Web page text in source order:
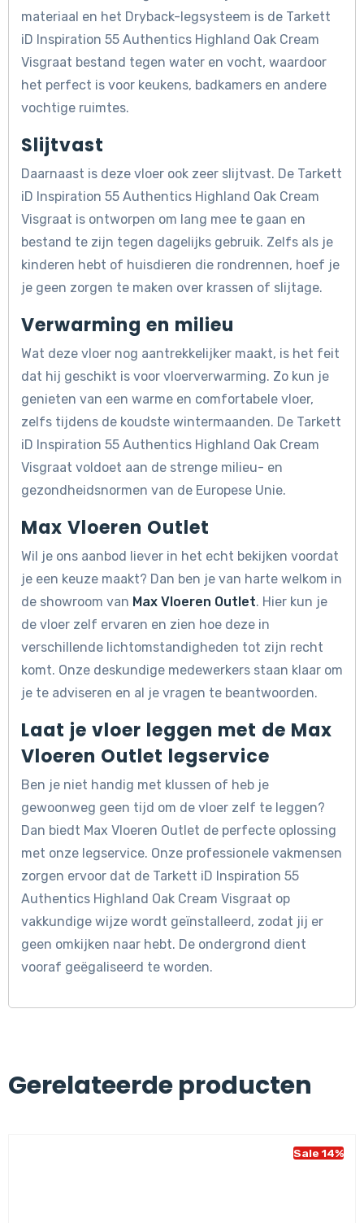
materiaal en het Dryback-legsysteem is de Tarkett
iD Inspiration 55 Authentics Highland Oak Cream
Visgraat bestand tegen water en vocht, waardoor
het perfect is voor keukens, badkamers en andere
vochtige ruimtes.
Slijtvast
Daarnaast is deze vloer ook zeer slijtvast. De Tarkett
iD Inspiration 55 Authentics Highland Oak Cream
Visgraat is ontworpen om lang mee te gaan en
bestand te zijn tegen dagelijks gebruik. Zelfs als je
kinderen hebt of huisdieren die rondrennen, hoef je
je geen zorgen te maken over krassen of slijtage.
Verwarming en milieu
Wat deze vloer nog aantrekkelijker maakt, is het feit
dat hij geschikt is voor vloerverwarming. Zo kun je
genieten van een warme en comfortabele vloer,
zelfs tijdens de koudste wintermaanden. De Tarkett
iD Inspiration 55 Authentics Highland Oak Cream
Visgraat voldoet aan de strenge milieu- en
gezondheidsnormen van de Europese Unie.
Max Vloeren Outlet
Wil je ons aanbod liever in het echt bekijken voordat
je een keuze maakt? Dan ben je van harte welkom in
de showroom van Max Vloeren Outlet. Hier kun je
de vloer zelf ervaren en zien hoe deze in
verschillende lichtomstandigheden tot zijn recht
komt. Onze deskundige medewerkers staan klaar om
je te adviseren en al je vragen te beantwoorden.
Laat je vloer leggen met de Max
Vloeren Outlet legservice
Ben je niet handig met klussen of heb je
gewoonweg geen tijd om de vloer zelf te leggen?
Dan biedt Max Vloeren Outlet de perfecte oplossing
met onze legservice. Onze professionele vakmensen
zorgen ervoor dat de Tarkett iD Inspiration 55
Authentics Highland Oak Cream Visgraat op
vakkundige wijze wordt geïnstalleerd, zodat jij er
geen omkijken naar hebt. De ondergrond dient
vooraf geëgaliseerd te worden.
Gerelateerde producten
Sale 14%